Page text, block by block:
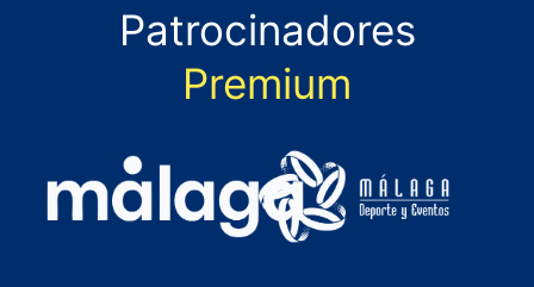
Patrocinadores
Premium